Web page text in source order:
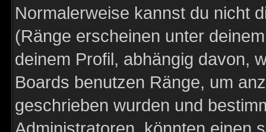
Normalerweise kannst du nicht
(Ränge erscheinen unter
deinem Profil, abhängig davon,
Boards benutzen Ränge, um
geschrieben wurden und